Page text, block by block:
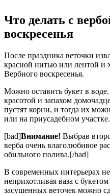
Что делать с
воскресенья
После праздника веточки
красной нитью или лентой и
Вербного воскресенья.
Можно оставить букет в
красотой и запахом
пустят корни, и тогда их
или на приусадебном участке.
[bad]Внимание! Выбрав
верба очень влаголюбивое
обильного полива.[/bad]
В современных интерьерах
неприхотливая ваза с
засушенных веточек можно